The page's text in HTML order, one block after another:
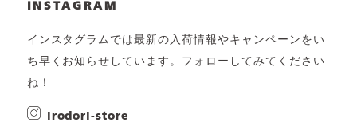
INSTAGRAM
インスタグラムでは最新の入荷情報やキャンペーンをい
ち早くお知らせしています。フォローしてみてください
ね！
irodori-store